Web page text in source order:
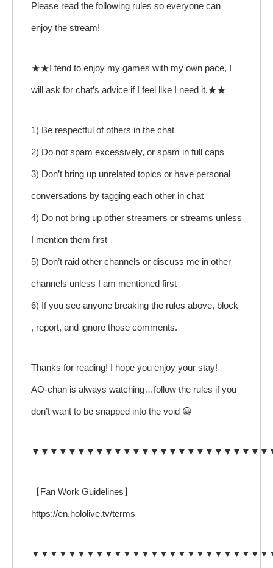
Please read the following rules so everyone can
enjoy the stream!
★★I tend to enjoy my games with my own pace, I
will ask for chat’s advice if I feel like I need it.★★
1) Be respectful of others in the chat
2) Do not spam excessively, or spam in full caps
3) Don’t bring up unrelated topics or have personal
conversations by tagging each other in chat
4) Do not bring up other streamers or streams unless
I mention them first
5) Don’t raid other channels or discuss me in other
channels unless I am mentioned first
6) If you see anyone breaking the rules above, block
, report, and ignore those comments.
Thanks for reading! I hope you enjoy your stay!
AO-chan is always watching…follow the rules if you
don’t want to be snapped into the void 😀
【Fan Work Guidelines】
https://en.hololive.tv/terms